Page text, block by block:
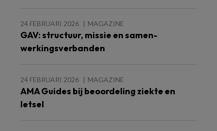
24 FEBRUARI 2026 MAGAZINE
GAV: structuur, missie en samen-
werkingsverbanden
24 FEBRUARI 2026 MAGAZINE
AMA Guides bij beoordeling ziekte en
letsel